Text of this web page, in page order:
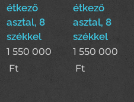
étkező
asztal, 8
székkel
1 550 000
Ft
étkező
asztal, 8
székkel
1 550 000
Ft